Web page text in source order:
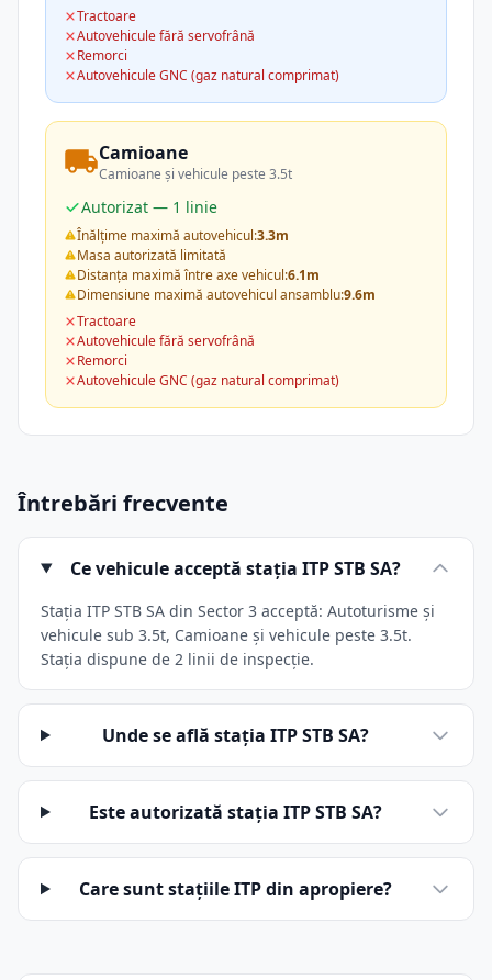
Tractoare
Autovehicule fără servofrână
Remorci
Autovehicule GNC (gaz natural comprimat)
Camioane
Camioane și vehicule peste 3.5t
Autorizat — 1 linie
Înălțime maximă autovehicul:3.3m
Masa autorizată limitată
Distanța maximă între axe vehicul:6.1m
Dimensiune maximă autovehicul ansamblu:9.6m
Tractoare
Autovehicule fără servofrână
Remorci
Autovehicule GNC (gaz natural comprimat)
Întrebări frecvente
Ce vehicule acceptă stația ITP STB SA?
Stația ITP STB SA din Sector 3 acceptă: Autoturisme și
vehicule sub 3.5t, Camioane și vehicule peste 3.5t.
Stația dispune de 2 linii de inspecție.
Unde se află stația ITP STB SA?
Este autorizată stația ITP STB SA?
Care sunt stațiile ITP din apropiere?